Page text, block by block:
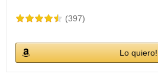
(397)
Lo quiero!